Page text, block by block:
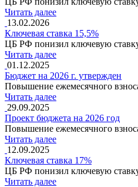
Читать далее
13.02.2026
Ключевая ставка 15,5%
ЦБ РФ понизил ключевую
Читать далее
01.12.2025
Бюджет на 2026 г. утвержден
Повышение ежемесячного
Читать далее
29.09.2025
Проект бюджета на 2026 год
Повышение ежемесячного
Читать далее
12.09.2025
Ключевая ставка 17%
ЦБ РФ понизил ключевую
Читать далее